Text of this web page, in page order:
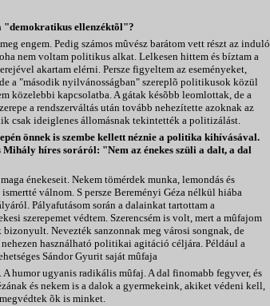
"demokratikus ellenzéktõl"?
engem. Pedig számos mûvész barátom vett részt az induló
nem voltam politikus alkat. Lelkesen hittem és bíztam a
akartam elérni. Persze figyeltem az eseményeket,
a "második nyilvánosságban" szereplõ politikusok közül
közelebbi kapcsolatba. A gátak késõbb leomlottak, de a
a rendszerváltás után tovább nehezítette azoknak az
csak ideiglenes állomásnak tekintették a politizálást.
önnek is szembe kellett néznie a politika kihívásával.
híres soráról: "Nem az énekes szüli a dalt, a dal
énekeseit. Nekem tömérdek munka, lemondás és
válnom. S persze Bereményi Géza nélkül hiába
Pályafutásom során a dalainkat tartottam a
szerepemet védtem. Szerencsém is volt, mert a mûfajom
Nevezték sanzonnak meg városi songnak, de
használható politikai agitáció céljára. Például a
Sándor Gyurit saját mûfaja
humor ugyanis radikális mûfaj. A dal finomabb fegyver, és
és nekem is a dalok a gyermekeink, akiket védeni kell,
õk is minket.